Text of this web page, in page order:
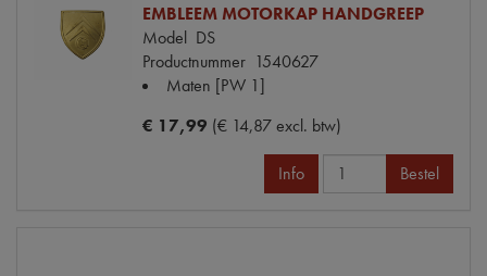
EMBLEEM MOTORKAP HANDGREEP
Model DS
Productnummer 1540627
Maten [PW 1]
€ 17,99 (€ 14,87 excl. btw)
Info Bestel